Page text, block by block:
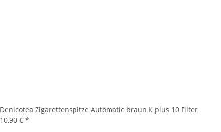
Denicotea Zigarettenspitze Automatic braun K plus 10 Filter
10,90 € *